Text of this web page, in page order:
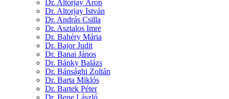
Dr. Altorjay Áron
Dr. Altorjay István
Dr. András Csilla
Dr. Asztalos Imre
Dr. Bahéry Mária
Dr. Bajor Judit
Dr. Banai János
Dr. Bánky Balázs
Dr. Bánsághi Zoltán
Dr. Barta Miklós
Dr. Bartek Péter
Dr. Bene László